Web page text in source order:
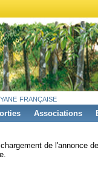
française
Associations
de l'annonce